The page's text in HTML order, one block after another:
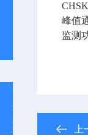
峰值
监测